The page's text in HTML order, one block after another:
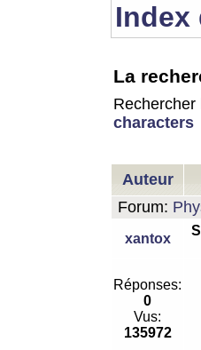
Index
La
Rechercher
characters
Auteur
Forum:
xantox
Réponses:
0
Vus:
135972